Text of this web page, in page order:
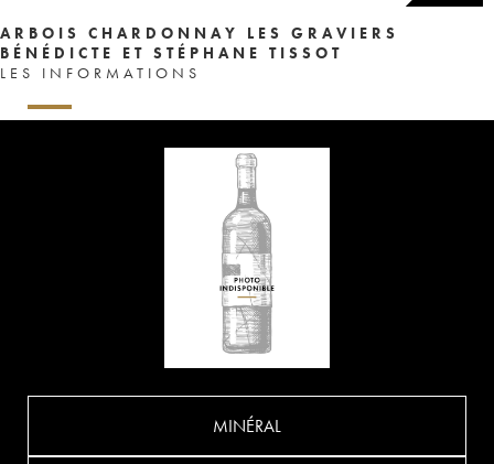
ARBOIS CHARDONNAY LES GRAVIERS
BÉNÉDICTE ET STÉPHANE TISSOT
LES INFORMATIONS
MINÉRAL